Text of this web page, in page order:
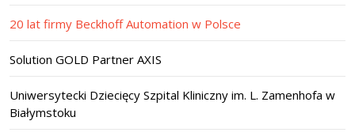
20 lat firmy Beckhoff Automation w Polsce
Solution GOLD Partner AXIS
Uniwersytecki Dziecięcy Szpital Kliniczny im. L. Zamenhofa w
Białymstoku